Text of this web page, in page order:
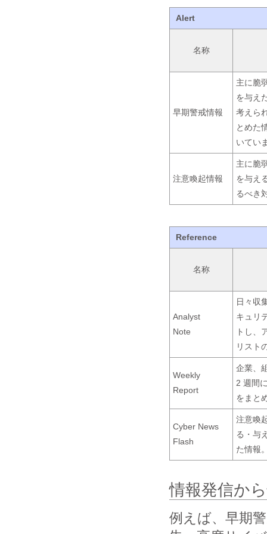
Alert
名称
早期警戒情報
主に脆
を与え
考えら
とめた
いてい
注意喚起情報
主に脆
を与え
るべき
Reference
名称
Analyst
Note
日々収
キュリ
トし、
リスト
Weekly
Report
企業、
2 週間
をまと
Cyber News
Flash
注意喚
る・与
た情報
情報発信か
例えば、早期